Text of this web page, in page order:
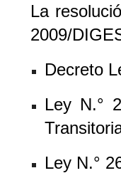
La
2009/
Decreto
Ley N.°
Ley N.°